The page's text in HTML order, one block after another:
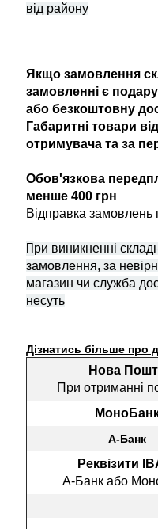
від району
Якщо замовлення
замовленні є
або безкоштовну
Габаритні товари
отримувача та за
Обов'язкова
менше 400 грн
Відправка замовлень
При виникненні
замовлення, за
магазин чи служба
несуть
Дізнатись більше про
Нова
При отриманні
А-Банк
Реквізити
А-Банк або